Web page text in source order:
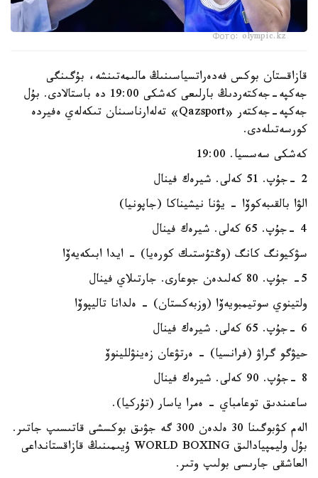
Фото: olympic.kz
قازاقستان بوكس فەدەراتسياسىنىڭ مالىمەتىنشە، بۇگىنگى
جەكپە-جەكتەردىڭ بارلىعى كەشكى 19:00 دە باستالادى. بۇل
جەكپە-جەكتەر «Qazsport» تەلەارناسىنان تىكەلەي ەفيردە
كورسەتىلەدى.
كەشكى سەسسيا. 19:00
2 -جۇپ. 51 كەلى. شيرەك فينال
الۋا بالقىبەكوۆا - يۋنا نيشيناكا (جاپونيا)
4 -جۇپ. 65 كەلى. شيرەك فينال
سۋكيونگ كانگ (وڭتۇستىك كورەيا) - ايدا ابىكەيەۆا
5- جۇپ. 80 كەلىدەن جوعارى. جارتىلاي فينال
ولتينوي سوتيمبويەۆا (وزبەكستان) - ەلدانا تاليپوۆا
6 -جۇپ. 65 كەلى. شيرەك فينال
حيۋگو گراۋ (فرانسيا) - ەرتۋعان زەينۋللينوۆ
8 -جۇپ. 90 كەلى. شيرەك فينال
ساعىندىق توعامباي - ەمرا ياسار (تۇركيا).
الەم كۋبوگىنا 30 ەلدەن 300 گە جۋىق بوكسشى قاتىسىپ جاتىر.
بۇل وليمپيادالىق WORLD BOXING ۇيىمىنىڭ قازاقستانداعى
العاشقى جارىسى بولىپ وتىر.